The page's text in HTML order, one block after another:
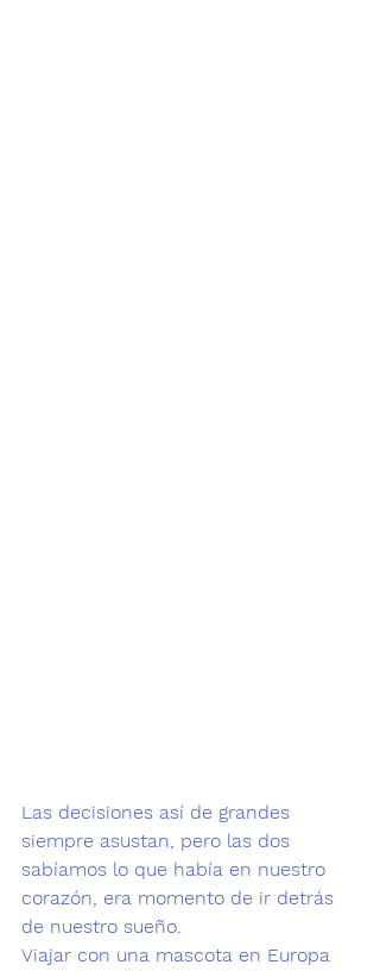
Las decisiones así de grandes
siempre asustan, pero las dos
sabíamos lo que había en nuestro
corazón, era momento de ir detrás
de nuestro sueño.
Viajar con una mascota en Europa